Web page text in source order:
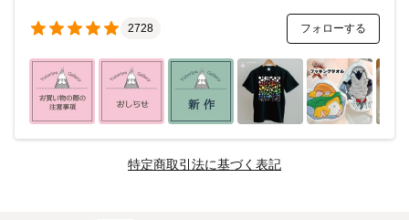
2728 フォローする
特定商取引法に基づく表記